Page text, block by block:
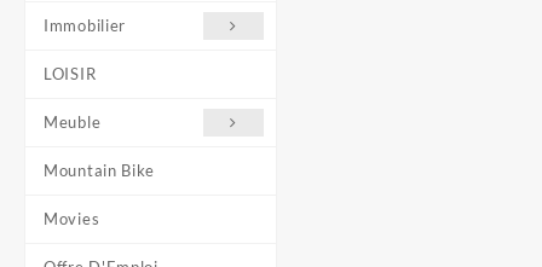
Immobilier
LOISIR
Meuble
Mountain Bike
Movies